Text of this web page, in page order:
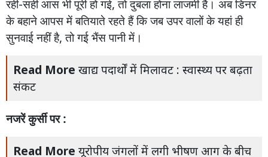
रही-सहीआसभीपूरीहोगई,तोदुबलाहोनालाजमीहै। अबडिनर
केबहानेआपसमेंबतियातेरहतेहैंकिजबउपरवालोंकेयहांही
सुनवाईनहींहै,तोगईभैंसपानीमें।
Read More खाद्य पदार्थों में मिलावट : स्वास्थ्य पर बढ़ता
संकट
नजरेंकुर्सीपर :
Read More यूरोपीय जंगलों में लगी भीषण आग के बीच